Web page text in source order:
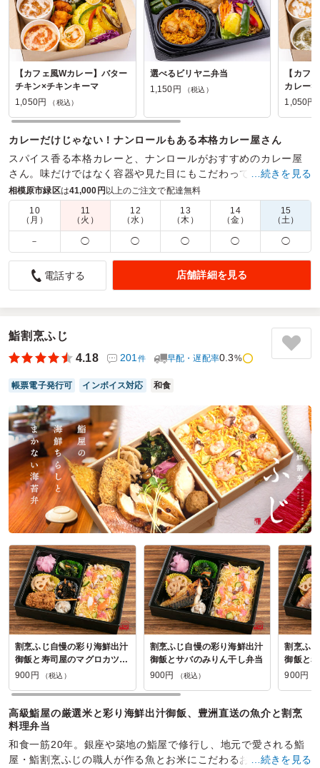
【カフェ風Wカレー】バター
チキン×チキンキーマ
1,050円
（税込）
選べるビリヤニ弁当
1,150円
（税込）
【カフ
カレー×
1,050円
カレーだけじゃない！ナンロールもある本格カレー屋さん
スパイス香る本格カレーと、ナンロールがおすすめのカレー屋
さん。味だけではなく容器や見た目にもこだわって、どのシー
ンにも対応できるようにしています！是非、お使いください！
商品数： 締切日時： 1日前18:00 価格帯：
800円～1,150円
配達時間：
10:00～23:00
リピートです 見た目以上のボリュームと満足感！
5.0
レーのお弁当です。
いつも２種類のカレーが入ったセットを注文していて、冷め
たままでも食べられるのですが、レンジのある環境なのでカ
レーだけ温め直して食べています
是非温めて欲しいです。
ご利用シーン：ロケ・撮影 ›ロケ
参加者の年齢：30代～40代男女比：－
東京都中央区日本橋茅場町2025/09/02
ガガンのカレー屋さんの口コミをもっと見る
…続きを見る
相模原市緑区は41,000円 以上のご注文で配達無料
10
（月）
11
（火）
12
（水）
13
（木）
14
（金）
15
（土）
－ ◯ ◯ ◯ ◯ ◯
電話する 店舗詳細を見る
鮨割烹ふじ
4.18
201件 早配・遅配率0.3%
帳票電子発行可 インボイス対応 和食
割烹ふじ自慢の彩り海鮮出汁
御飯と寿司屋のマグロカツ弁
当
900円 （税込）
割烹ふじ自慢の彩り海鮮出汁
御飯とサバのみりん干し弁当
900円
（税込）
割烹ふ
御飯と
900円
高級鮨屋の厳選米と彩り海鮮出汁御飯、豊洲直送の魚介と割烹
料理弁当
和食一筋20年。銀座や築地の鮨屋で修行し、地元で愛される鮨
屋・鮨割烹ふじの職人が作る魚とお米にこだわるお弁当。豊洲
…続きを見る